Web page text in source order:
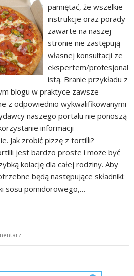
pamiętać, że wszelkie
instrukcje oraz porady
zawarte na naszej
stronie nie zastępują
własnej konsultacji ze
ekspertem/profesjonal
istą. Branie przykładu z
blogu w praktyce zawsze
z odpowiednio wykwalifikowanymi
naszego portalu nie ponoszą
informacji
Jak zrobić pizzę z tortilli?
jest bardzo proste i może być
kolację dla całej rodziny. Aby
będą następujące składniki:
sosu pomidorowego,…